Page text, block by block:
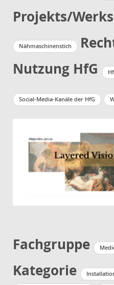
Projekts/Werks
Nähmaschinenstich
Nutzung HfG
Social-Media-Kanäle der HfG
Fachgruppe
Kategorie